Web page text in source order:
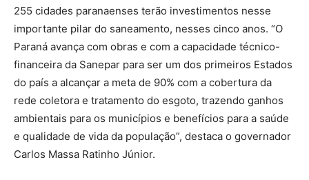
255 cidades paranaenses terão investimentos nesse
importante pilar do saneamento, nesses cinco anos. “O
Paraná avança com obras e com a capacidade técnico-
financeira da Sanepar para ser um dos primeiros Estados
do país a alcançar a meta de 90% com a cobertura da
rede coletora e tratamento do esgoto, trazendo ganhos
ambientais para os municípios e benefícios para a saúde
e qualidade de vida da população”, destaca o governador
Carlos Massa Ratinho Júnior.